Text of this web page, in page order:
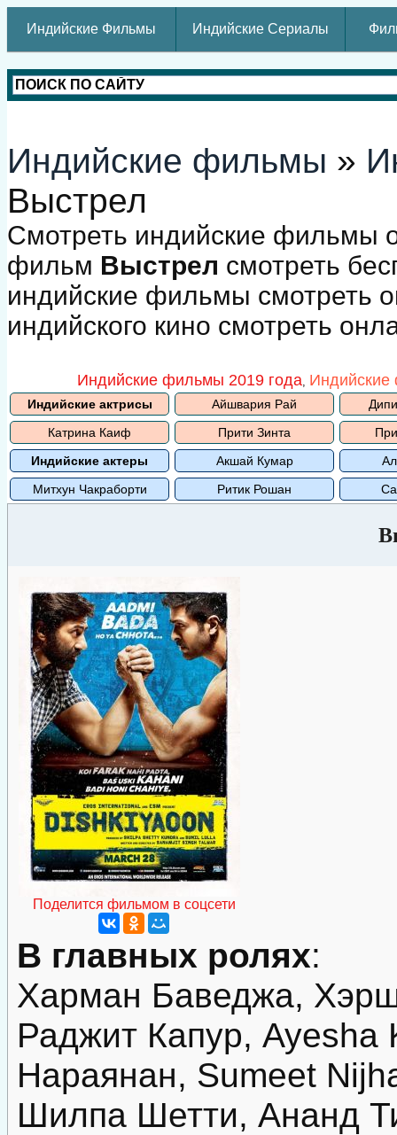
Индийские Фильмы Индийские Сериалы
Индийские фильмы »
Выстрел
Смотреть индийские фильмы
фильм Выстрел смотреть
индийские фильмы смотреть
индийского кино смотреть
Индийские фильмы 2019 года,
Индийские актрисы Айшвария Рай
Катрина Каиф
Прити Зинта
Индийские актеры
Акшай Кумар
Митхун Чакраборти
Ритик Рошан
Поделится фильмом в соцсети
В главных ролях:
Харман Баведжа,
Раджит Капур,
Нараянан, Sumeet
Шилпа Шетти, Ананд